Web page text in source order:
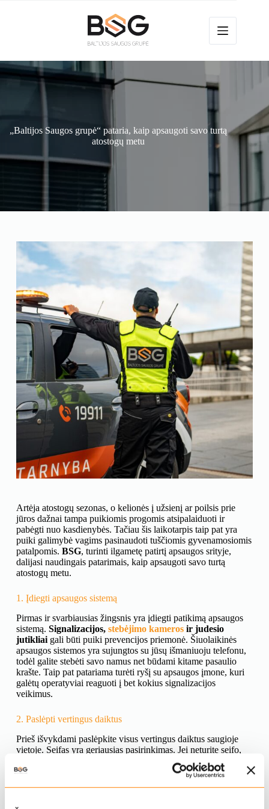
„Baltijos Saugos grupė“ pataria, kaip apsaugoti savo turtą
atostogų metu
Artėja atostogų sezonas, o kelionės į užsienį ar poilsis prie
jūros dažnai tampa puikiomis progomis atsipalaiduoti ir
pabėgti nuo kasdienybės. Tačiau šis laikotarpis taip pat yra
puiki galimybė vagims pasinaudoti tuščiomis gyvenamosiomis
patalpomis. BSG, turinti ilgametę patirtį apsaugos srityje,
dalijasi naudingais patarimais, kaip apsaugoti savo turtą
atostogų metu.
1. Įdiegti apsaugos sistemą
Pirmas ir svarbiausias žingsnis yra įdiegti patikimą apsaugos
sistemą. Signalizacijos, stebėjimo kamerosir judesio
jutikliaigali būti puiki prevencijos priemonė. Šiuolaikinės
apsaugos sistemos yra sujungtos su jūsų išmaniuoju telefonu,
todėl galite stebėti savo namus net būdami kitame pasaulio
krašte. Taip pat patariama turėti ryšį su apsaugos įmone, kuri
galėtų operatyviai reaguoti į bet kokius signalizacijos
veikimus.
2. Paslėpti vertingus daiktus
Prieš išvykdami paslėpkite visus vertingus daiktus saugioje
vietoje. Seifas yra geriausias pasirinkimas. Jei neturite seifo,
vertingus daiktus galite paslėpti mažiau matomose vietose,
pavyzdžiui, sandėliuke, palėpėje ar net šaldytuve. Svarbiausia,